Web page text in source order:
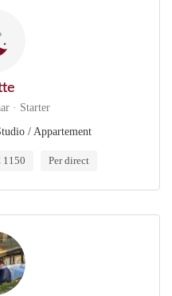
· Starter
/ Appartement
1150 Per direct